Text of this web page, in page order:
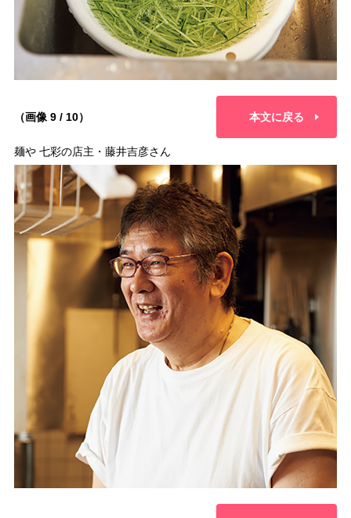
（画像 9 / 10） 本文に戻る
麺や 七彩の店主・藤井吉彦さん